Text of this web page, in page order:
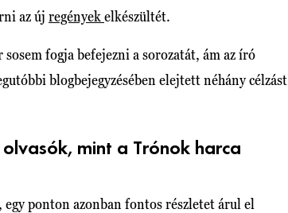
az új regényekelkészültét.
fogja befejezni a sorozatát, ám az író
blogbejegyzésében elejtett néhány célzást
mint a Trónok harca
ponton azonban fontos részletet árul el